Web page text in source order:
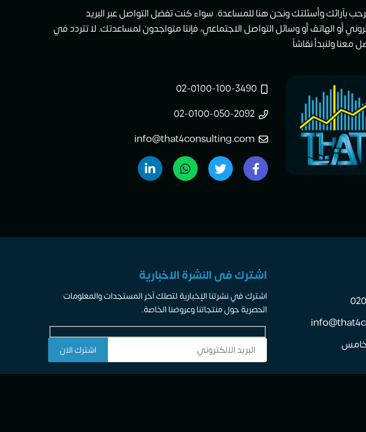
بآرائك وأسئلتك ونحن هنا للمساعدة. سواء كنت تفضل التواصل عبر البريد
أو الهاتف أو وسائل التواصل الاجتماعي، فإننا متواجدون لمساعدتك. لا تتردد في
معنا ولنبدأ نقاشاً
02-0100-100-3490
02-0100-050-2092
info@that4consulting.com
اشترك فى النشرة الاخبارية
اشترك في نشرتنا الإخبارية لتصلك آخر المستجدات والمعلومات
الحصرية حول منتجاتنا وعروضنا الخاصة.